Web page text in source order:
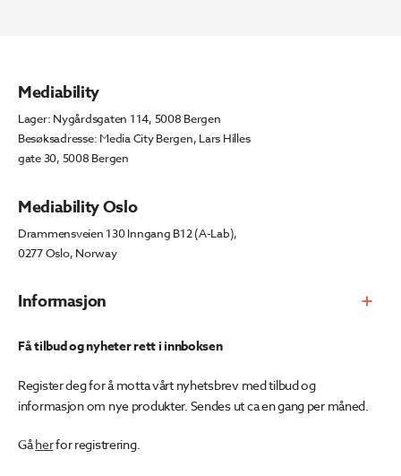
Informasjon
Mediability
Lager: Nygårdsgaten 114, 5008 Bergen
Besøksadresse: Media City Bergen, Lars Hilles
gate 30, 5008 Bergen
Mediability Oslo
Drammensveien 130 Inngang B12 (A-Lab),
0277 Oslo, Norway
Få tilbud og nyheter rett i innboksen
Register deg for å motta vårt nyhetsbrev med tilbud og
informasjon om nye produkter. Sendes ut ca en gang per måned.
Gåherfor registrering.